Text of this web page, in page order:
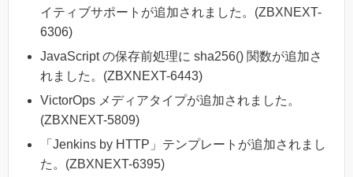
イティブサポートが追加されました。(ZBXNEXT-
6306)
JavaScript の保存前処理に sha256() 関数が追加さ
れました。(ZBXNEXT-6443)
VictorOps メディアタイプが追加されました。
(ZBXNEXT-5809)
「Jenkins by HTTP」テンプレートが追加されまし
た。(ZBXNEXT-6395)